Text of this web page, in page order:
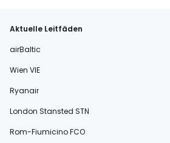
Aktuelle Leitfäden
airBaltic
Wien VIE
Ryanair
London Stansted STN
Rom-Fiumicino FCO